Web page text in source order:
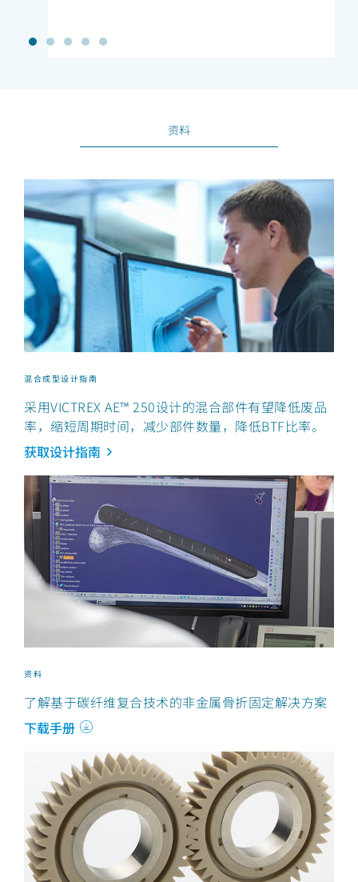
资料
混合成型设计指南
采用VICTREX AE™ 250设计的混合部件有望降低废品
率，缩短周期时间，减少部件数量，降低BTF比率。
获取设计指南
资料
了解基于碳纤维复合技术的非金属骨折固定解决方案
下载手册